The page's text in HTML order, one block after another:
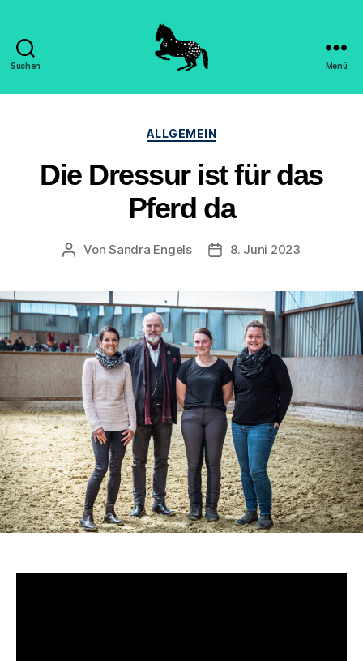
Suchen
-
Sandra
Menü
Kategorien
ALLGEMEIN
Die Dressur ist für das
Pferd da
Beitragsautor
VonSandra Engels Beitragsdatum
8. Juni 2023